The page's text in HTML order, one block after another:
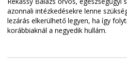
azonnali intézkedésekre lenne
lezárás elkerülhető legyen, ha így
korábbiaknál a negyedik hullám.